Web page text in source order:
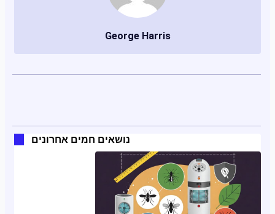
George Harris
נושאים חמים אחרונים